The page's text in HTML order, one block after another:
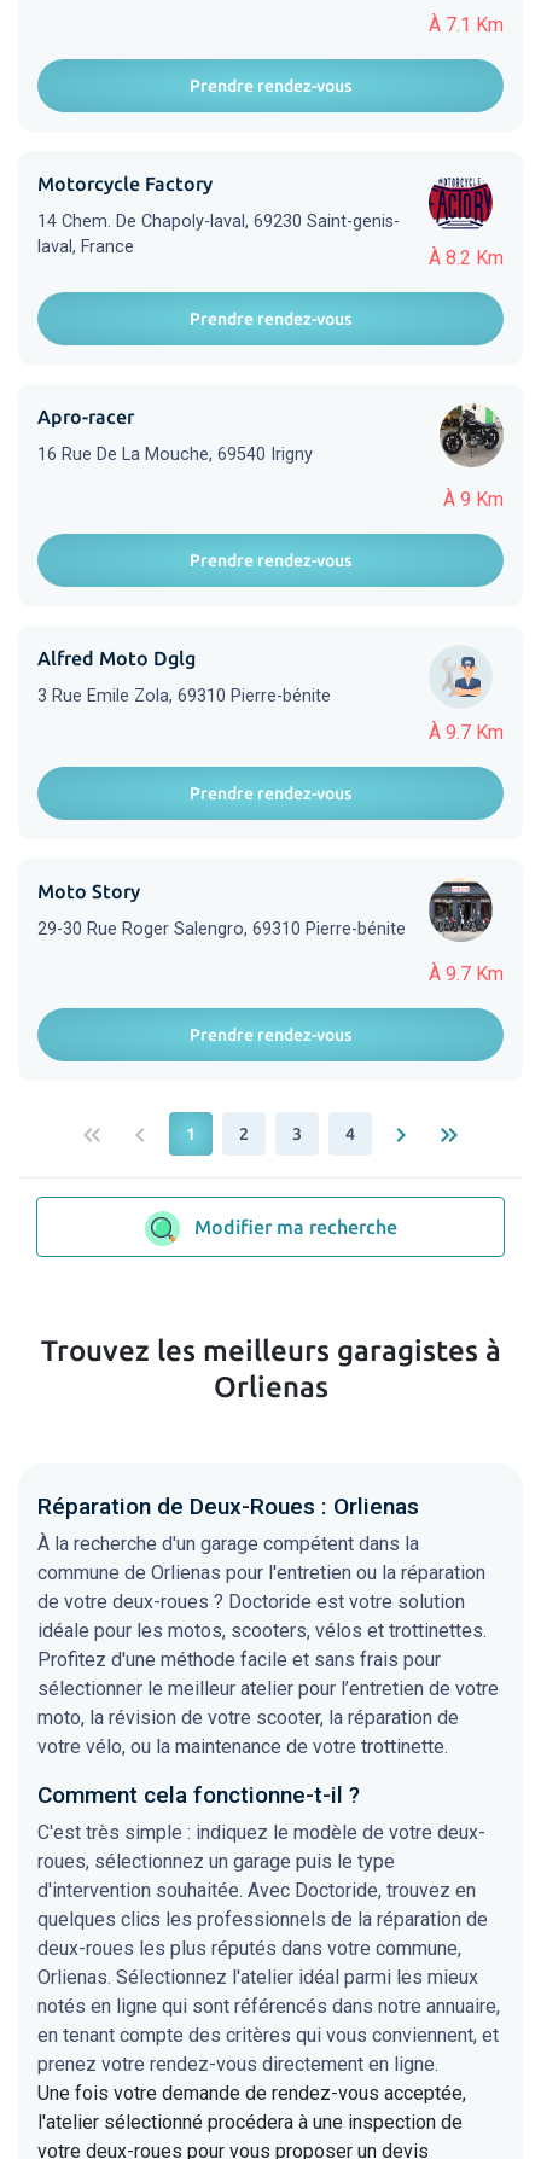
À 7.1 Km
Prendre rendez-vous
À 8.2 Km
Motorcycle Factory
14 Chem. De Chapoly-laval, 69230 Saint-genis-
laval, France
Prendre rendez-vous
À 9 Km
Apro-racer
16 Rue De La Mouche, 69540 Irigny
Prendre rendez-vous
À 9.7 Km
Alfred Moto Dglg
3 Rue Emile Zola, 69310 Pierre-bénite
Prendre rendez-vous
À 9.7 Km
Moto Story
29-30 Rue Roger Salengro, 69310 Pierre-bénite
Prendre rendez-vous
keyboard_double_arrow_left keyboard_arrow_left 1 2 3 4 keyboard_arrow_right keyboard_double_arrow_right
Modifier ma recherche
Trouvez les meilleurs garagistes à
Orlienas
Réparation de Deux-Roues : Orlienas
À la recherche d'un garage compétent dans la
commune de Orlienas pour l'entretien ou la réparation
de votre deux-roues ? Doctoride est votre solution
idéale pour les motos, scooters, vélos et trottinettes.
Profitez d'une méthode facile et sans frais pour
sélectionner le meilleur atelier pour l’entretien de votre
moto, la révision de votre scooter, la réparation de
votre vélo, ou la maintenance de votre trottinette.
Comment cela fonctionne-t-il ?
C'est très simple : indiquez le modèle de votre deux-
roues, sélectionnez un garage puis le type
d'intervention souhaitée. Avec Doctoride, trouvez en
quelques clics les professionnels de la réparation de
deux-roues les plus réputés dans votre commune,
Orlienas. Sélectionnez l'atelier idéal parmi les mieux
notés en ligne qui sont référencés dans notre annuaire,
en tenant compte des critères qui vous conviennent, et
prenez votre rendez-vous directement en ligne.
Une fois votre demande de rendez-vous acceptée,
l'atelier sélectionné procédera à une inspection de
votre deux-roues pour vous proposer un devis